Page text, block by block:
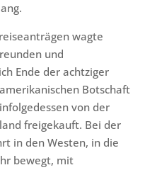
wagte
und
Ende der achtziger
Botschaft
von der
freigekauft. Bei der
in den Westen, in die
bewegt, mit